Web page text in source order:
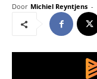
Door Michiel Reyntjens -